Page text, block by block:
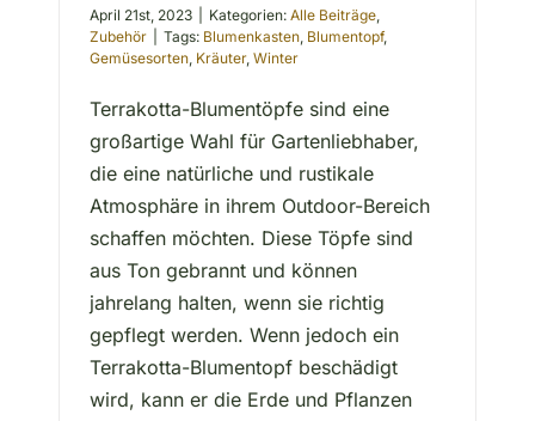
April 21st, 2023 Kategorien:Alle Beiträge
Zubehör
Tags: Blumenkasten Blumentopf,
Gemüsesorten Kräuter,Winter
Terrakotta-Blumentöpfe sind eine
großartige Wahl für Gartenliebhaber,
die eine natürliche und rustikale
Atmosphäre in ihrem Outdoor-Bereich
schaffen möchten. Diese Töpfe sind
aus Ton gebrannt und können
jahrelang halten, wenn sie richtig
gepflegt werden. Wenn jedoch ein
Terrakotta-Blumentopf beschädigt
wird, kann er die Erde und Pflanzen